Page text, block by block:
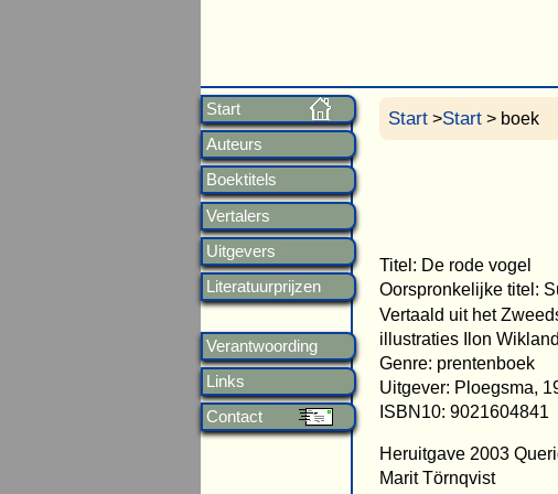
Start
Auteurs
Boektitels
Vertalers
Uitgevers
Literatuurprijzen
Verantwoording
Links
Contact
Start >Start > boek
Titel: De rode vogel
Oorspronkelijke titel:
Vertaald uit het
illustraties Ilon Wikland
Genre: prentenboek
Uitgever: Ploegsma,
ISBN10: 9021604841
Heruitgave 2003
Marit Törnqvist